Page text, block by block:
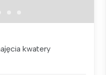
kwatery